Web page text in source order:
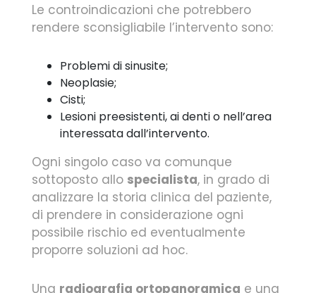
Le controindicazioni che potrebbero
rendere sconsigliabile l’intervento sono:
Problemi di sinusite;
Neoplasie;
Cisti;
Lesioni preesistenti, ai denti o nell’area
interessata dall’intervento.
Ogni singolo caso va comunque
sottoposto allo specialista, in grado di
analizzare la storia clinica del paziente,
di prendere in considerazione ogni
possibile rischio ed eventualmente
proporre soluzioni ad hoc.
Una radiografia ortopanoramica e una